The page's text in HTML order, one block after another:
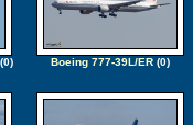
Boeing 777-39L/ER(0)